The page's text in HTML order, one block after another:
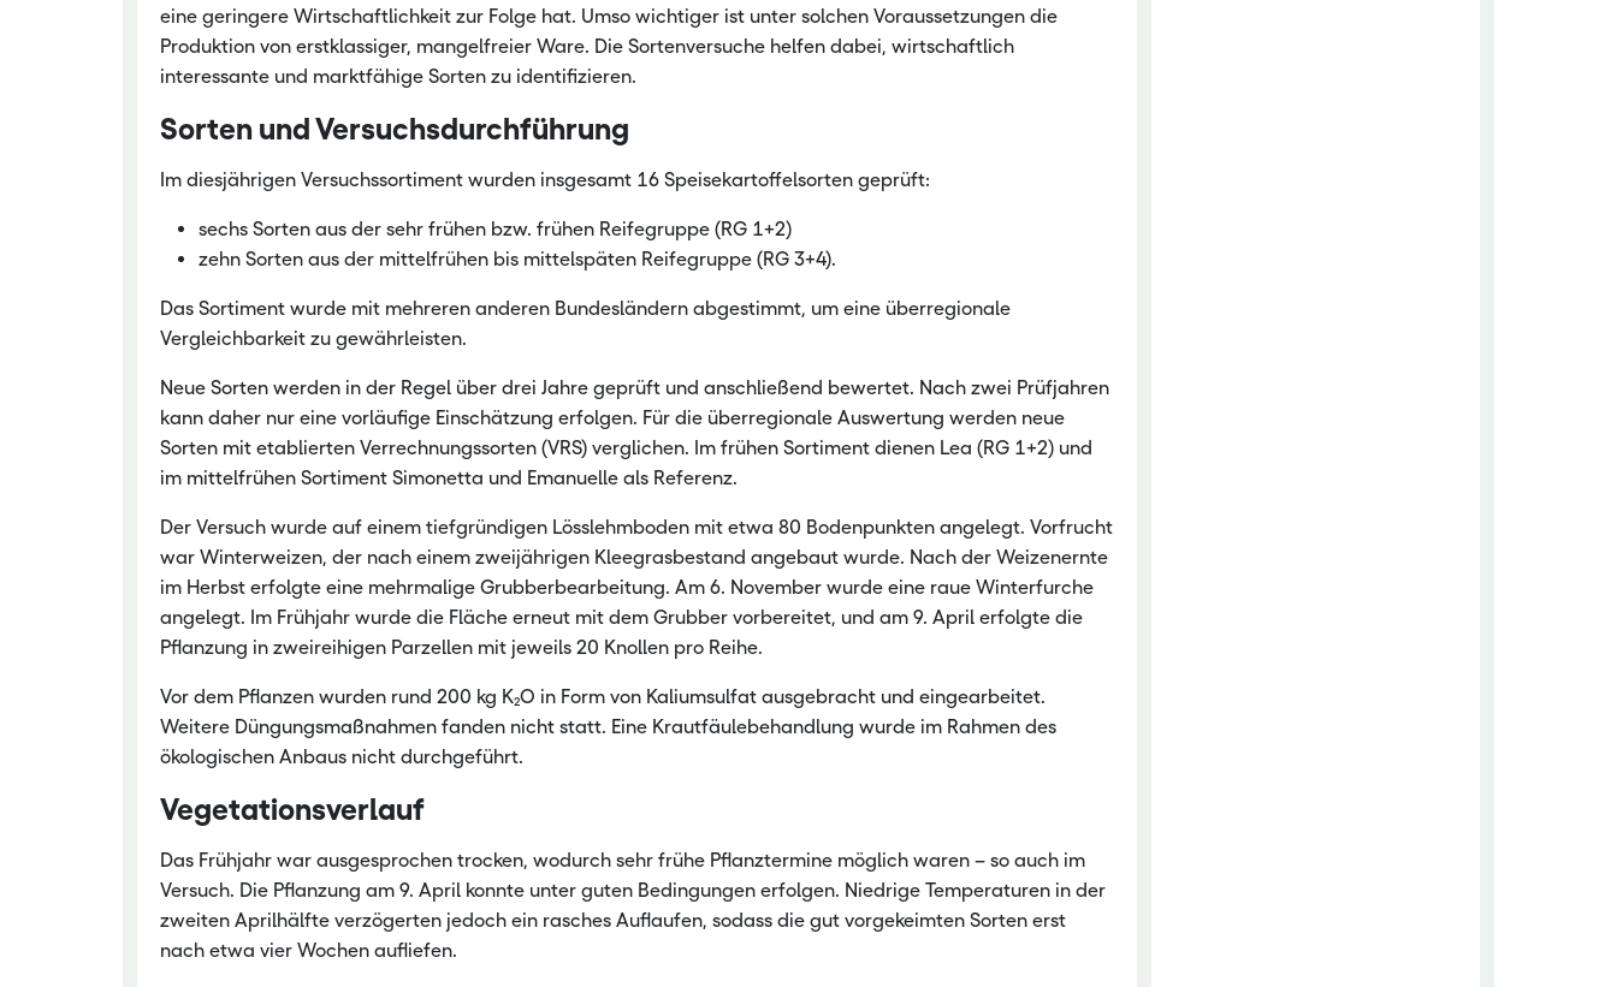
eine geringere Wirtschaftlichkeit zur Folge hat. Umso wichtiger ist unter solchen Voraussetzungen die
Produktion von erstklassiger, mangelfreier Ware. Die Sortenversuche helfen dabei, wirtschaftlich
interessante und marktfähige Sorten zu identifizieren.
Sorten und Versuchsdurchführung
Im diesjährigen Versuchssortiment wurden insgesamt 16 Speisekartoffelsorten geprüft:
sechs Sorten aus der sehr frühen bzw. frühen Reifegruppe (RG 1+2)
zehn Sorten aus der mittelfrühen bis mittelspäten Reifegruppe (RG 3+4).
Das Sortiment wurde mit mehreren anderen Bundesländern abgestimmt, um eine überregionale
Vergleichbarkeit zu gewährleisten.
Neue Sorten werden in der Regel über drei Jahre geprüft und anschließend bewertet. Nach zwei Prüfjahren
kann daher nur eine vorläufige Einschätzung erfolgen. Für die überregionale Auswertung werden neue
Sorten mit etablierten Verrechnungssorten (VRS) verglichen. Im frühen Sortiment dienen Lea (RG 1+2) und
im mittelfrühen Sortiment Simonetta und Emanuelle als Referenz.
Der Versuch wurde auf einem tiefgründigen Lösslehmboden mit etwa 80 Bodenpunkten angelegt. Vorfrucht
war Winterweizen, der nach einem zweijährigen Kleegrasbestand angebaut wurde. Nach der Weizenernte
im Herbst erfolgte eine mehrmalige Grubberbearbeitung. Am 6. November wurde eine raue Winterfurche
angelegt. Im Frühjahr wurde die Fläche erneut mit dem Grubber vorbereitet, und am 9. April erfolgte die
Pflanzung in zweireihigen Parzellen mit jeweils 20 Knollen pro Reihe.
Vor dem Pflanzen wurden rund 200 kg K₂O in Form von Kaliumsulfat ausgebracht und eingearbeitet.
Weitere Düngungsmaßnahmen fanden nicht statt. Eine Krautfäulebehandlung wurde im Rahmen des
ökologischen Anbaus nicht durchgeführt.
Vegetationsverlauf
Das Frühjahr war ausgesprochen trocken, wodurch sehr frühe Pflanztermine möglich waren – so auch im
Versuch. Die Pflanzung am 9. April konnte unter guten Bedingungen erfolgen. Niedrige Temperaturen in der
zweiten Aprilhälfte verzögerten jedoch ein rasches Auflaufen, sodass die gut vorgekeimten Sorten erst
nach etwa vier Wochen aufliefen.